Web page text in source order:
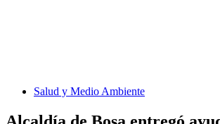
Salud y Medio Ambiente